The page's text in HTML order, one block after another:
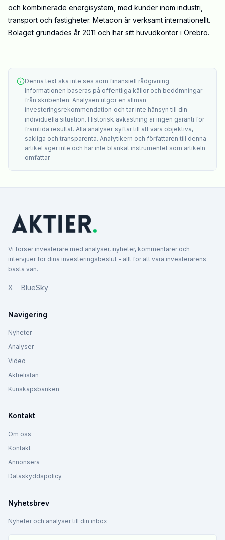
och kombinerade energisystem, med kunder inom industri,
transport och fastigheter. Metacon är verksamt internationellt.
Bolaget grundades år 2011 och har sitt huvudkontor i Örebro.
Denna text ska inte ses som finansiell rådgivning.
Informationen baseras på offentliga källor och bedömningar
från skribenten. Analysen utgör en allmän
investeringsrekommendation och tar inte hänsyn till din
individuella situation. Historisk avkastning är ingen garanti för
framtida resultat. Alla analyser syftar till att vara objektiva,
sakliga och transparenta. Analytikern och författaren till denna
artikel äger inte och har inte blankat instrumentet som artikeln
omfattar.
Vi förser investerare med analyser, nyheter, kommentarer och
intervjuer för dina investeringsbeslut - allt för att vara investerarens
bästa vän.
X BlueSky
Navigering
Nyheter
Analyser
Video
Aktielistan
Kunskapsbanken
Kontakt
Om oss
Kontakt
Annonsera
Dataskyddspolicy
Nyhetsbrev
Nyheter och analyser till din inbox